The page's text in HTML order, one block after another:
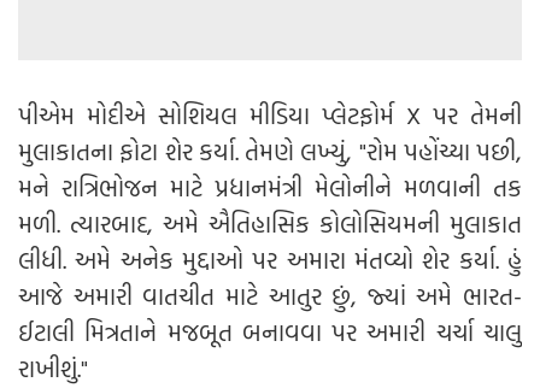
પીએમ મોદીએ સોશિયલ મીડિયા પ્લેટફોર્મ X પર તેમની
મુલાકાતના ફોટા શેર કર્યા. તેમણે લખ્યું, "રોમ પહોંચ્યા પછી,
મને રાત્રિભોજન માટે પ્રધાનમંત્રી મેલોનીને મળવાની તક
મળી. ત્યારબાદ, અમે ઐતિહાસિક કોલોસિયમની મુલાકાત
લીધી. અમે અનેક મુદ્દાઓ પર અમારા મંતવ્યો શેર કર્યા. હું
આજે અમારી વાતચીત માટે આતુર છું, જ્યાં અમે ભારત-
ઈટાલી મિત્રતાને મજબૂત બનાવવા પર અમારી ચર્ચા ચાલુ
રાખીશું."